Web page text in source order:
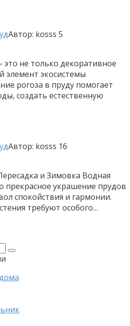
Автор: kosss 5
это не только декоративное
элемент экосистемы
рогоза в пруду помогает
создать естественную
Автор: kosss 16
и Зимовка Водная
прекрасное украшение прудов
спокойствия и гармонии.
требуют особого…